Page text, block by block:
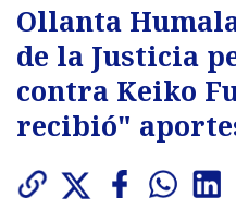
Ollanta
de la Justicia
contra Keiko
recibió"